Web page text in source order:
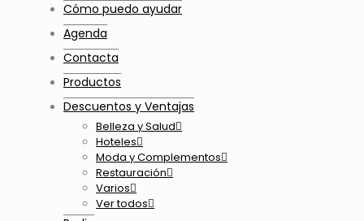
Cómo puedo ayudar
Agenda
Contacta
Productos
Descuentos y Ventajas
Belleza y Salud
Hoteles
Moda y Complementos
Restauración
Varios
Ver todos